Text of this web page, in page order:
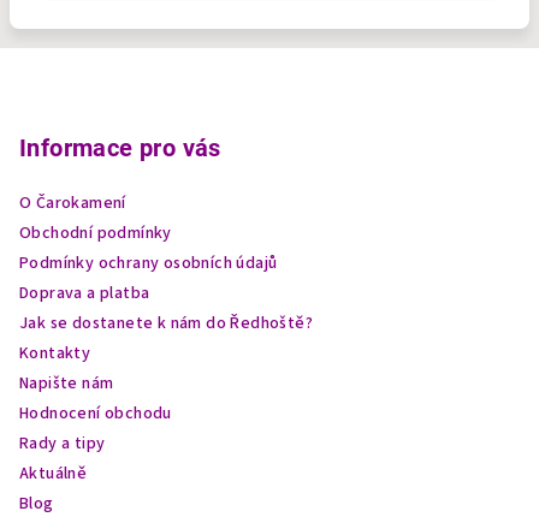
Informace pro vás
O Čarokamení
Obchodní podmínky
Podmínky ochrany osobních údajů
Doprava a platba
Jak se dostanete k nám do Ředhoště?
Kontakty
Napište nám
Hodnocení obchodu
Rady a tipy
Aktuálně
Blog